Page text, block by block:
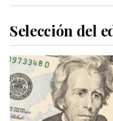
Selección del